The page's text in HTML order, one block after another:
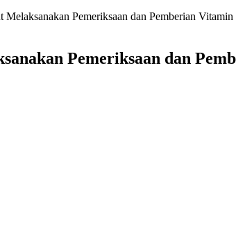
Pemeriksaan dan Pemberian
Pemeriksaan dan